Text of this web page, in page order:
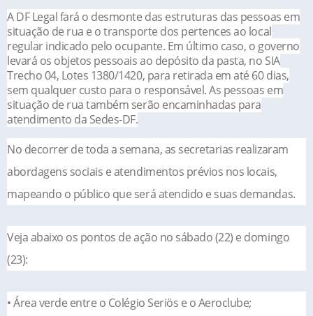
A DF Legal fará o desmonte das estruturas das pessoas em
situação de rua e o transporte dos pertences ao local
regular indicado pelo ocupante. Em último caso, o governo
levará os objetos pessoais ao depósito da pasta, no SIA
Trecho 04, Lotes 1380/1420, para retirada em até 60 dias,
sem qualquer custo para o responsável. As pessoas em
situação de rua também serão encaminhadas para
atendimento da Sedes-DF.
No decorrer de toda a semana, as secretarias realizaram
abordagens sociais e atendimentos prévios nos locais,
mapeando o público que será atendido e suas demandas.
Veja abaixo os pontos de ação no sábado (22) e domingo
(23):
• Área verde entre o Colégio Seriös e o Aeroclube;